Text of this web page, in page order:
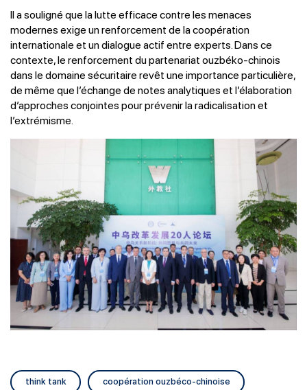
Il a souligné que la lutte efficace contre les menaces
modernes exige un renforcement de la coopération
internationale et un dialogue actif entre experts. Dans ce
contexte, le renforcement du partenariat ouzbéko-chinois
dans le domaine sécuritaire revêt une importance particulière,
de même que l’échange de notes analytiques et l’élaboration
d’approches conjointes pour prévenir la radicalisation et
l’extrémisme.
think tank coopération ouzbéco-chinoise